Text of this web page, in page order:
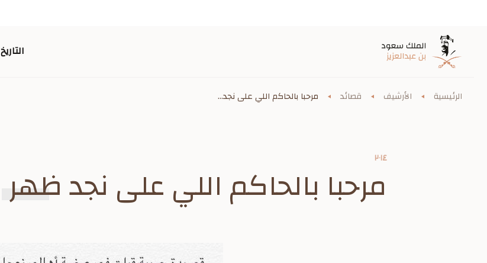
التاريخ
الرئيسية الأرشيف قصائد مرحبا بالحاكم اللي على نجد...
٢٠١٤
مرحبا بالحاكم اللي على نجد ظهر